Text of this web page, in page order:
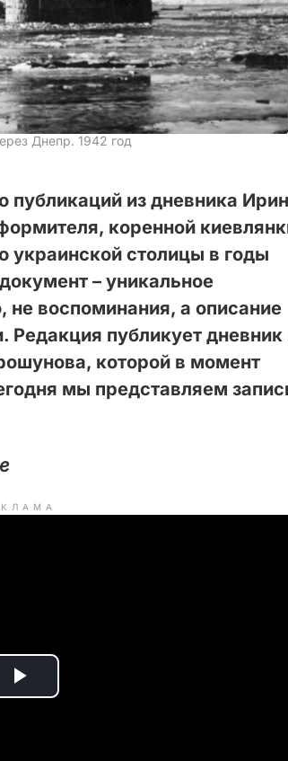
Днепр. 1942 год
публикаций из дневника
коренной
украинской столицы в годы
– уникальное
не воспоминания, а описание
публикует дневник
которой в момент
мы представляем
P